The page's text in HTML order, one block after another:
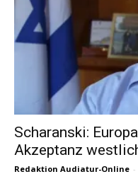
Scharanski:
Akzeptanz
Redaktion Audiatur-Online -